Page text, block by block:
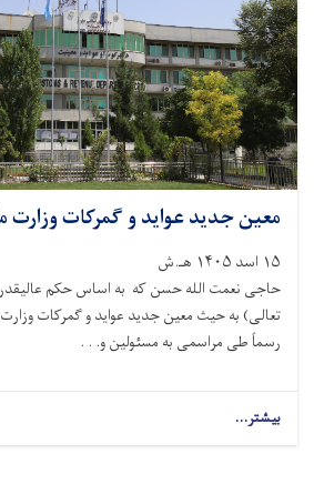
معین جدید عواید و گمرکات وزارت
۱۵ اسد ۱۴۰۵ هـ.ش
حاجی نعمت الله حسن که به اساس حکم عالیقدر
تعالی) به حیث معین جدید عواید و گمرکات وزارت
رسماً طی مراسمی به مسئولین و. . .
بیشتر...